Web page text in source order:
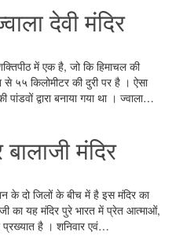
देवी मंदिर
में एक है, जो कि हिमाचल की
से ५५ किलोमीटर की दुरी पर है । ऐसा
द्वारा बनाया गया था । ज्वाला…
बालाजी मंदिर
के दो जिलों के बीच में है इस मंदिर का
का यह मंदिर पुरे भारत में प्रेत आत्माओं,
प्रख्यात है । शनिवार एवं…